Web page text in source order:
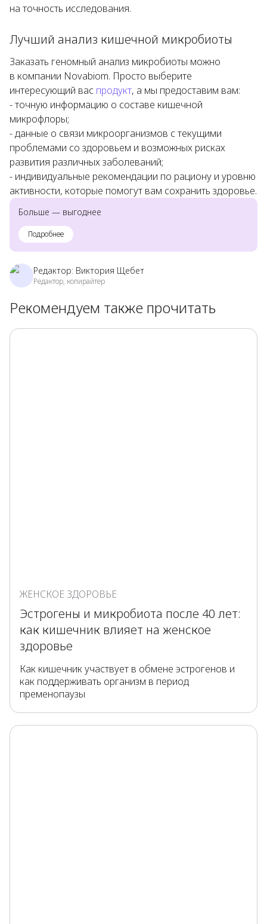
на точность исследования.
Лучший анализ кишечной микробиоты
Заказать геномный анализ микробиоты можно
в компании Novabiom. Просто выберите
интересующий вас продукт, а мы предоставим вам:
- точную информацию о составе кишечной
микрофлоры;
- данные о связи микроорганизмов с текущими
проблемами со здоровьем и возможных рисках
развития различных заболеваний;
- индивидуальные рекомендации по рациону и уровню
активности, которые помогут вам сохранить здоровье.
Больше — выгоднее
Подробнее
Редактор: Виктория Щебет
Редактор, копирайтер
Рекомендуем также прочитать
ЖЕНСКОЕ ЗДОРОВЬЕ
Эстрогены и микробиота после 40 лет:
как кишечник влияет на женское
здоровье
Как кишечник участвует в обмене эстрогенов и
как поддерживать организм в период
пременопаузы